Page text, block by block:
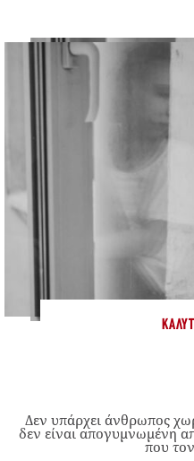
Δεν υπάρχει άνθρωπος
δεν είναι απογυμνωμένη
που